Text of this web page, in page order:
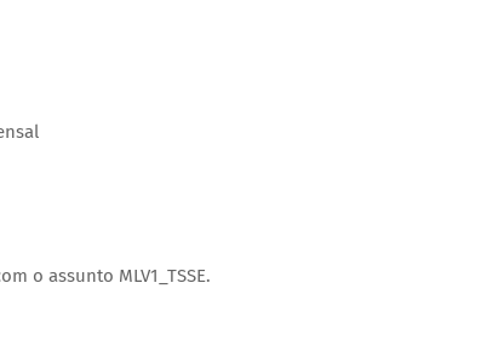
o assunto MLV1_TSSE.